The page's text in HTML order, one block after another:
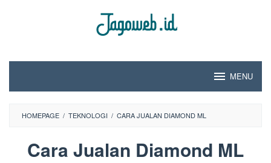
MENU
HOMEPAGE / TEKNOLOGI / CARA JUALAN DIAMOND ML
Cara Jualan Diamond ML